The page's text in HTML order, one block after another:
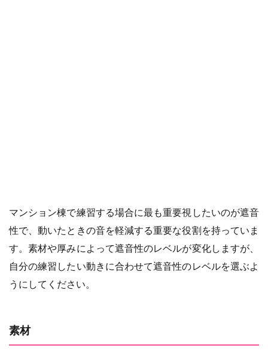
マンション棟で練習する場合に最も重要視したいのが遮音
性で、動いたときの音を軽減する重要な役割を持っていま
す。素材や厚みによって遮音性のレベルが変化しますが、
自分の練習したい動きに合わせて遮音性のレベルを選ぶよ
うにしてください。
素材